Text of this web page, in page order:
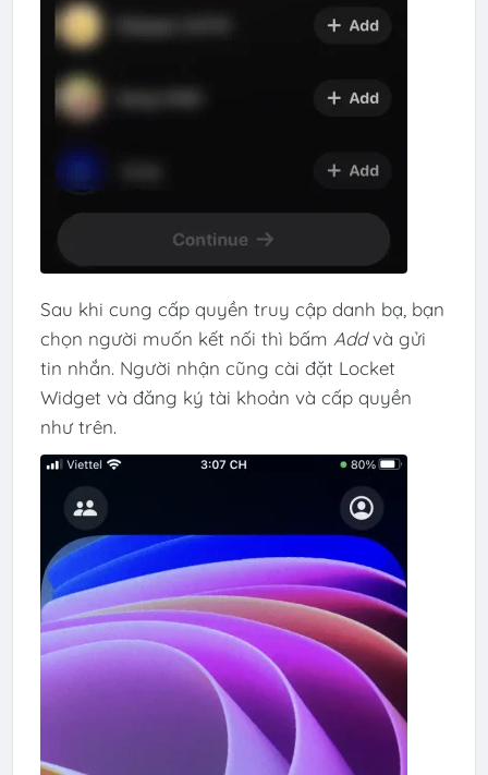
Sau khi cung cấp quyền truy cập danh bạ, bạn
chọn người muốn kết nối thì bấm Addvà gửi
tin nhắn. Người nhận cũng cài đặt Locket
Widget và đăng ký tài khoản và cấp quyền
như trên.